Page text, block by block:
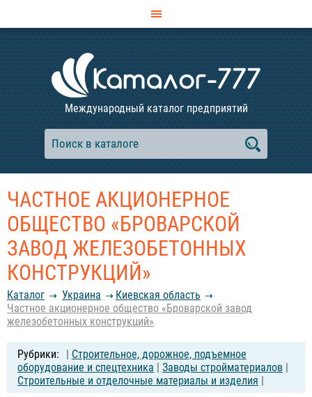
Международный каталог предприятий
ЧАСТНОЕ АКЦИОНЕРНОЕ
ОБЩЕСТВО «БРОВАРСКОЙ
ЗАВОД ЖЕЛЕЗОБЕТОННЫХ
КОНСТРУКЦИЙ»
Каталог Украина
Киевская область
Частное акционерное общество «Броварской завод
железобетонных конструкций»
| Строительное, дорожное, подъемное
оборудование и спецтехника | Заводы стройматериалов |
Строительные и отделочные материалы и изделия |